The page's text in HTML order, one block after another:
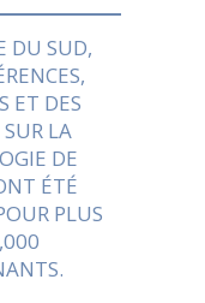
DU SUD,
ET DES
LA
DE
ÉTÉ
PLUS